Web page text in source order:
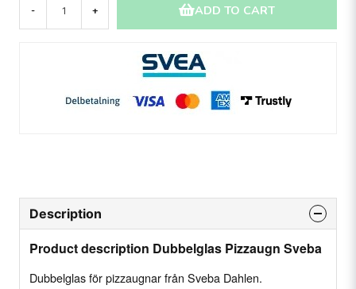
- + ADD TO CART
Description
Product description Dubbelglas Pizzaugn Sveba
Dubbelglas för pizzaugnar från Sveba Dahlen.